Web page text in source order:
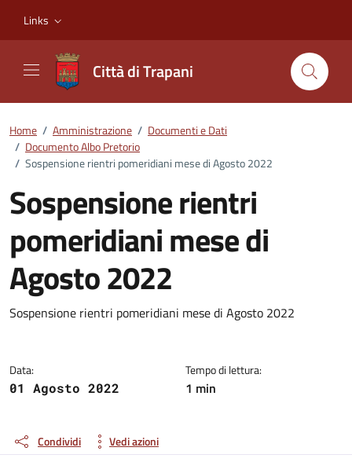
Links
Città di Trapani
Home / Amministrazione / Documenti e Dati
/ Documento Albo Pretorio
/ Sospensione rientri pomeridiani mese di Agosto 2022
Sospensione rientri
pomeridiani mese di
Agosto 2022
Dettagli del documento
Sospensione rientri pomeridiani mese di Agosto 2022
Data:
01 Agosto 2022
Tempo di lettura:
1 min
Condividi Vedi azioni